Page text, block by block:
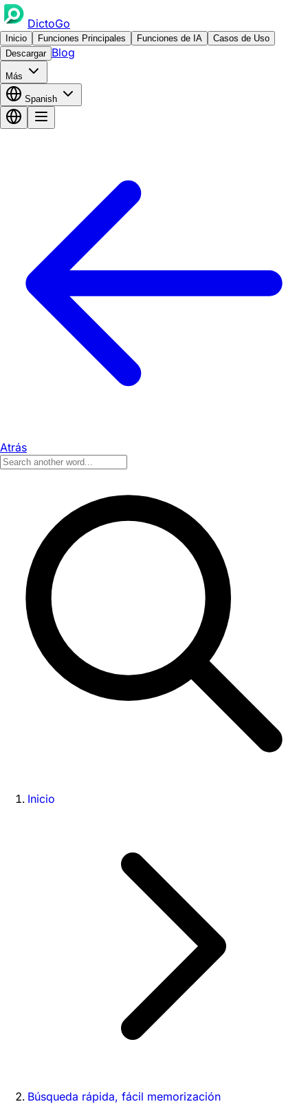
DictoGo
Inicio Funciones Principales Funciones de IA
Casos de Uso
Descargar Blog
Más
Spanish
Atrás
Inicio
Búsqueda rápida, fácil memorización